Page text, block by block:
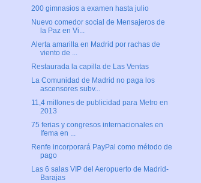
200 gimnasios a examen hasta julio
Nuevo comedor social de Mensajeros de
la Paz en Vi...
Alerta amarilla en Madrid por rachas de
viento de ...
Restaurada la capilla de Las Ventas
La Comunidad de Madrid no paga los
ascensores subv...
11,4 millones de publicidad para Metro en
2013
75 ferias y congresos internacionales en
Ifema en ...
Renfe incorporará PayPal como método de
pago
Las 6 salas VIP del Aeropuerto de Madrid-
Barajas